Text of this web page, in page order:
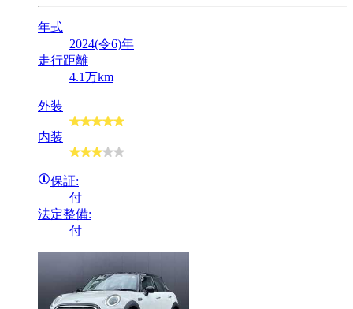
年式
2024(令6)年
走行距離
4.1万km
外装
内装
保証:
付
法定整備:
付